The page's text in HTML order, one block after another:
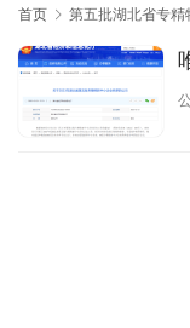
首页 第五批湖北省专精